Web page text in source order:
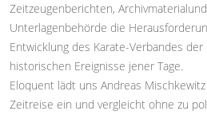
Zeitzeugenberichten,
Unterlagenbehörde die
Entwicklung des Karate-Verbandes
historischen Ereignisse jener Tage.
Eloquent lädt uns Andreas
Zeitreise ein und vergleicht ohne zu